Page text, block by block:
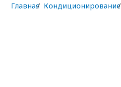
Главная Кондиционирование